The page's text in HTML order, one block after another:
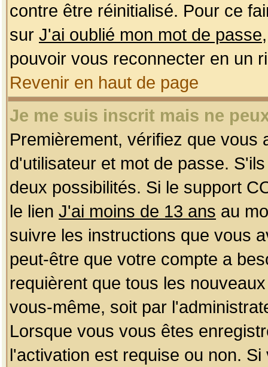
contre être réinitialisé. Pour ce
sur J'ai oublié mon mot de passe
pouvoir vous reconnecter en un
Revenir en haut de page
Je me suis inscrit mais ne
Premièrement, vérifiez que
d'utilisateur et mot de passe.
deux possibilités. Si le support
le lien J'ai moins de 13 ans au
suivre les instructions que vous
peut-être que votre compte a
requièrent que tous les
vous-même, soit par
Lorsque vous vous êtes
l'activation est requise ou non.